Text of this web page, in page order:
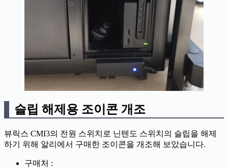
슬립 해제용 조이콘 개조
뷰릭스 CMI3의 전원 스위치로 닌텐도 스위치의 슬립을 해제
하기 위해 알리에서 구매한 조이콘을 개조해 보았습니다.
구매처 :